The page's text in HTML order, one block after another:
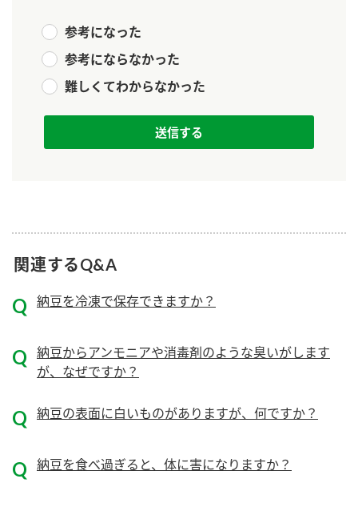
かおりの蔵
つゆ
鍋なび
納豆のサイト
PIN印
お酢を知ろう！
すしラボ
納豆の豆知識
鍋奉行マニュアル
ミツカンのCM
人気商品 ＋ おすすめレシピ
ミツカンの歴史
MIM（ミツカンミュージアム）
おいしさと健康への取り組み
お客様相談センター
よくあるご質問
お問い合わせ
参考になった
参考にならなかった
難しくてわからなかった
関連するQ&A
納豆を冷凍で保存できますか？
納豆からアンモニアや消毒剤のような臭いがします
が、なぜですか？
納豆の表面に白いものがありますが、何ですか？
納豆を食べ過ぎると、体に害になりますか？